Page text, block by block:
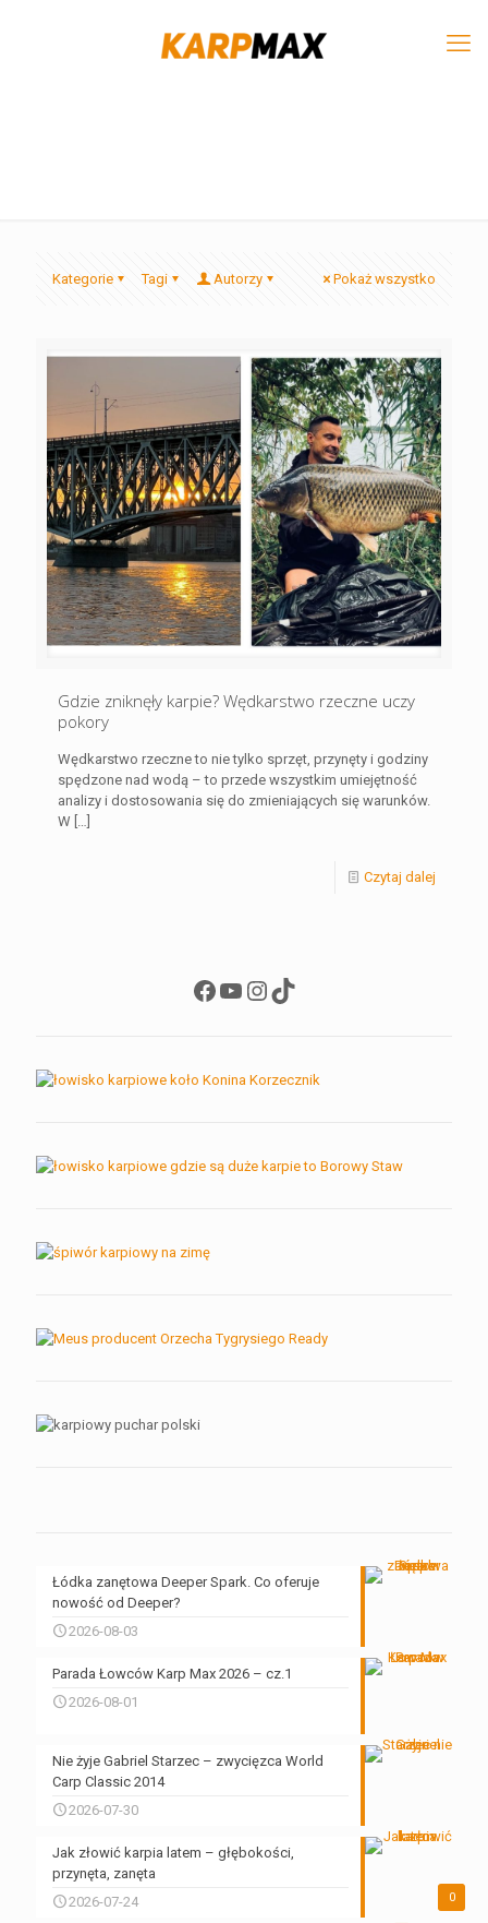
Kategorie Tagi Autorzy Pokaż wszystko
Gdzie zniknęły karpie? Wędkarstwo rzeczne uczy
pokory
Wędkarstwo rzeczne to nie tylko sprzęt, przynęty i godziny
spędzone nad wodą – to przede wszystkim umiejętność
analizy i dostosowania się do zmieniających się warunków.
W
Czytaj dalej
Facebook
YouTube
Instagram
TikTok
Łódka zanętowa Deeper Spark. Co oferuje
nowość od Deeper?
2026-08-03
Parada Łowców Karp Max 2026 – cz.1
2026-08-01
Nie żyje Gabriel Starzec – zwycięzca World
Carp Classic 2014
2026-07-30
0
Jak złowić karpia latem – głębokości,
przynęta, zanęta
2026-07-24